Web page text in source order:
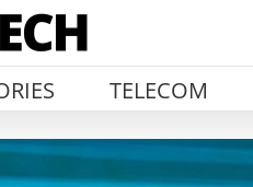
TELECOM